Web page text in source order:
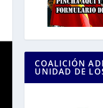
COALICIÓN
UNIDAD DE